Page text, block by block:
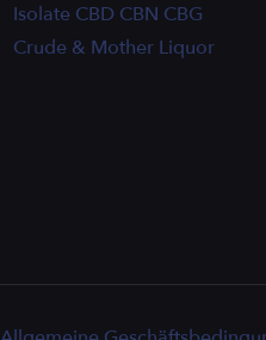
Isolate CBD CBN CBG
Crude & Mother Liquor